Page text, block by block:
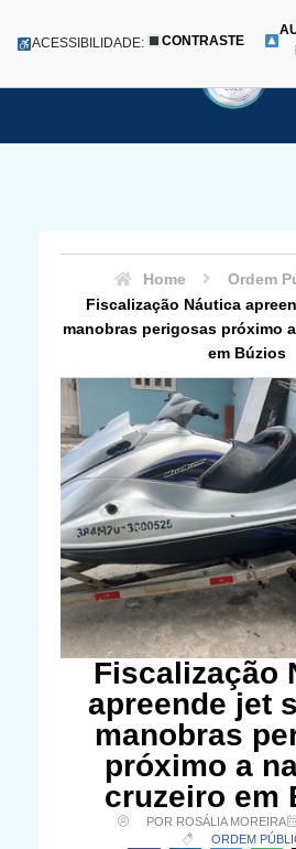
para
ACESSIBILIDADE: CONTRASTE
Home
Ordem
Fiscalização Náutica
manobras perigosas próximo
em Búzios
Fiscalização
apreende jet
manobras
próximo a
cruzeiro em
POR ROSÁLIA MOREIRA
ORDEM